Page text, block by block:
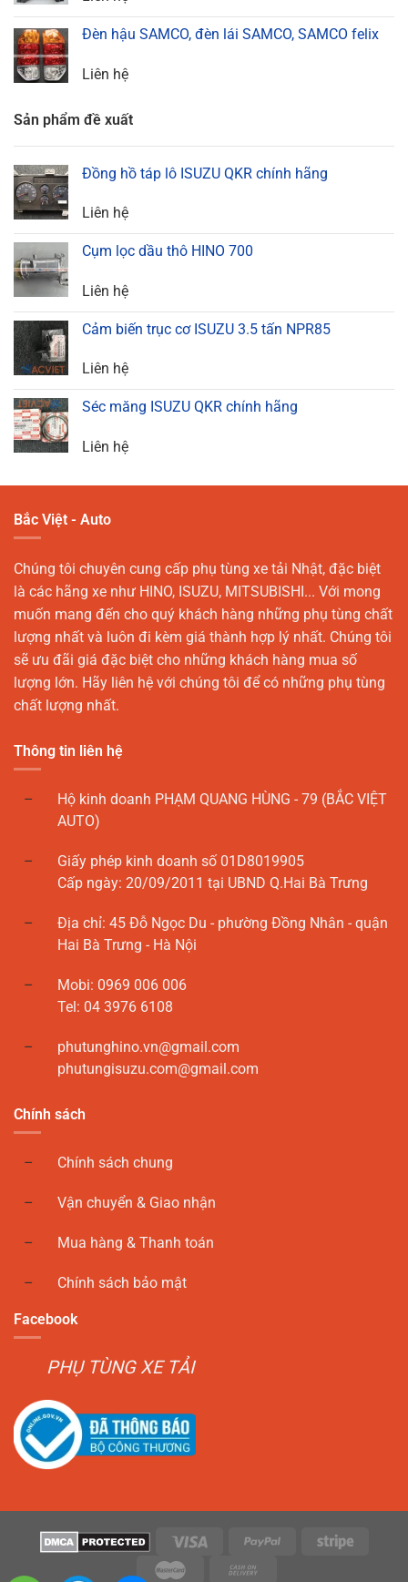
Đèn hậu SAMCO, đèn lái SAMCO, SAMCO felix
Liên hệ
Sản phẩm đề xuất
Đồng hồ táp lô ISUZU QKR chính hãng
Liên hệ
Cụm lọc dầu thô HINO 700
Liên hệ
Cảm biến trục cơ ISUZU 3.5 tấn NPR85
Liên hệ
Séc măng ISUZU QKR chính hãng
Liên hệ
Bắc Việt - Auto
Chúng tôi chuyên cung cấp phụ tùng xe tải Nhật, đặc biệt
là các hãng xe như HINO, ISUZU, MITSUBISHI... Với mong
muốn mang đến cho quý khách hàng những phụ tùng chất
lượng nhất và luôn đi kèm giá thành hợp lý nhất. Chúng tôi
sẽ ưu đãi giá đặc biệt cho những khách hàng mua số
lượng lớn. Hãy liên hệ với chúng tôi để có những phụ tùng
chất lượng nhất.
Thông tin liên hệ
Hộ kinh doanh PHẠM QUANG HÙNG - 79 (BẮC VIỆT
AUTO)
Giấy phép kinh doanh số 01D8019905
Cấp ngày: 20/09/2011 tại UBND Q.Hai Bà Trưng
Địa chỉ: 45 Đỗ Ngọc Du - phường Đồng Nhân - quận
Hai Bà Trưng - Hà Nội
Mobi: 0969 006 006
Tel: 04 3976 6108
phutunghino.vn@gmail.com
phutungisuzu.com@gmail.com
Chính sách
Chính sách chung
Vận chuyển & Giao nhận
Mua hàng & Thanh toán
Chính sách bảo mật
Facebook
PHỤ TÙNG XE TẢI